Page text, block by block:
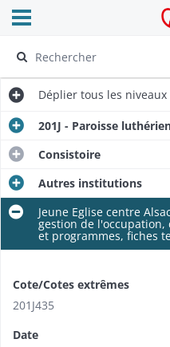
Ouvrir le menu déroulant
Déplier tous les niveaux
201J - Paroisse
Consistoire
Autres institutions
Jeune Eglise centre
gestion de
et programmes, fiches
Cote/Cotes extrêmes
201J435
Date